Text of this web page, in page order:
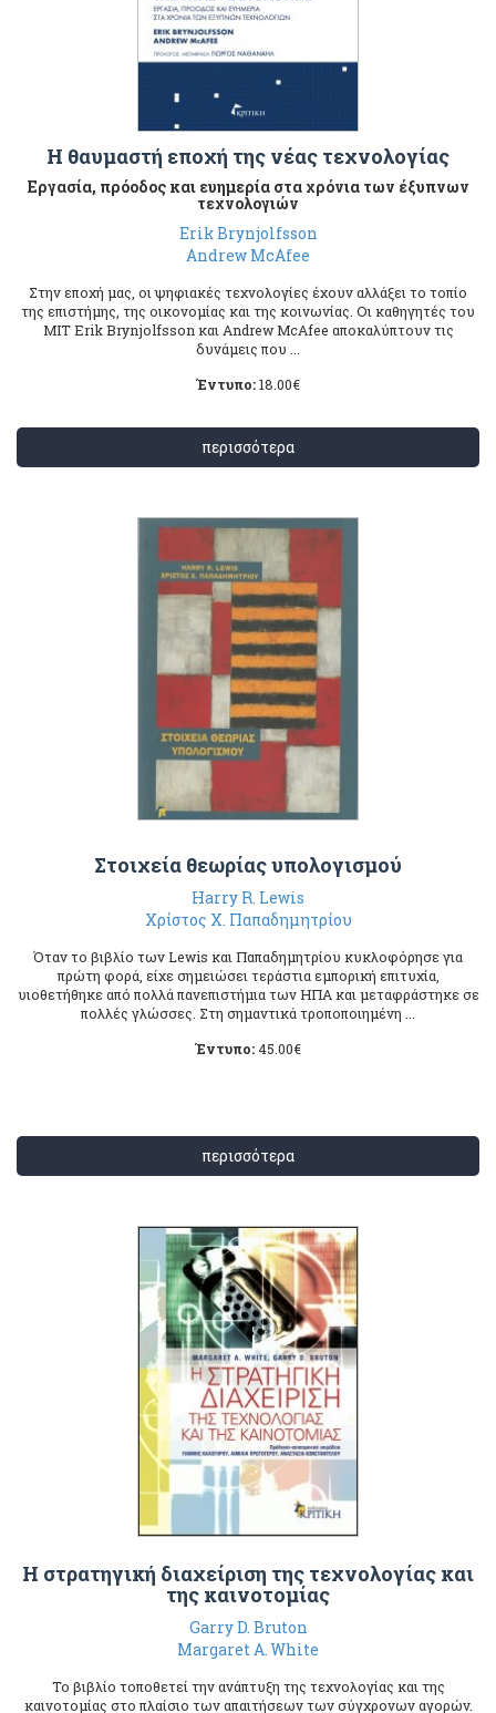
Η θαυμαστή εποχή της νέας τεχνολογίας
Εργασία, πρόοδος και ευημερία στα χρόνια των έξυπνων
τεχνολογιών
Erik Brynjolfsson
Andrew McΑfee
Στην εποχή μας, οι ψηφιακές τεχνολογίες έχουν αλλάξει το τοπίο
της επιστήμης, της οικονομίας και της κοινωνίας. Οι καθηγητές του
MIT Erik Brynjolfsson και Andrew McAfee αποκαλύπτουν τις
δυνάμεις που ...
Έντυπο:18.00€
περισσότερα
Στοιχεία θεωρίας υπολογισμού
Harry R. Lewis
Χρίστος X. Παπαδημητρίου
Όταν το βιβλίο των Lewis και Παπαδημητρίου κυκλοφόρησε για
πρώτη φορά, είχε σημειώσει τεράστια εμπορική επιτυχία,
υιοθετήθηκε από πολλά πανεπιστήμια των ΗΠΑ και μεταφράστηκε σε
πολλές γλώσσες. Στη σημαντικά τροποποιημένη ...
Έντυπο:45.00€
περισσότερα
Η στρατηγική διαχείριση της τεχνολογίας και
της καινοτομίας
Garry D. Bruton
Margaret A. White
Το βιβλίο τοποθετεί την ανάπτυξη της τεχνολογίας και της
καινοτομίας στο πλαίσιο των απαιτήσεων των σύγχρονων αγορών.